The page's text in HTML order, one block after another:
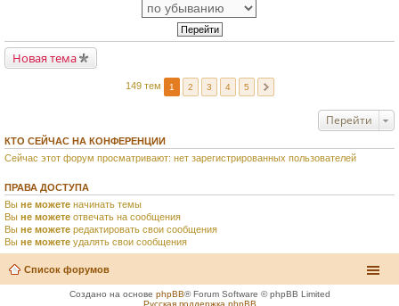
Новая тема
149 тем 1 2 3 4 5
Перейти
КТО СЕЙЧАС НА КОНФЕРЕНЦИИ
Сейчас этот форум просматривают: нет зарегистрированных пользователей
ПРАВА ДОСТУПА
Вы не можете начинать темы
Вы не можете отвечать на сообщения
Вы не можете редактировать свои сообщения
Вы не можете удалять свои сообщения
Список форумов
Создано на основе phpBB® Forum Software © phpBB Limited
Русская поддержка phpBB